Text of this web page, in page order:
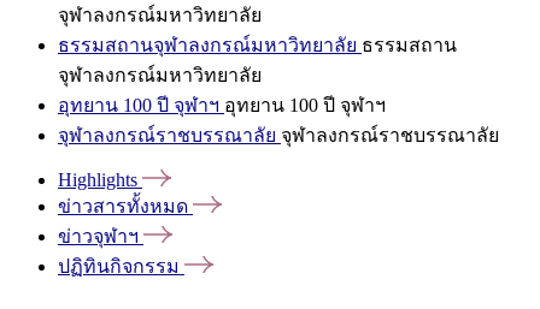
จุฬาลงกรณ์มหาวิทยาลัย
ธรรมสถานจุฬาลงกรณ์มหาวิทยาลัย ธรรมสถาน
จุฬาลงกรณ์มหาวิทยาลัย
อุทยาน 100 ปี จุฬาฯ อุทยาน 100 ปี จุฬาฯ
จุฬาลงกรณ์ราชบรรณาลัย จุฬาลงกรณ์ราชบรรณาลัย
Highlights
ข่าวสารทั้งหมด
ข่าวจุฬาฯ
ปฏิทินกิจกรรม